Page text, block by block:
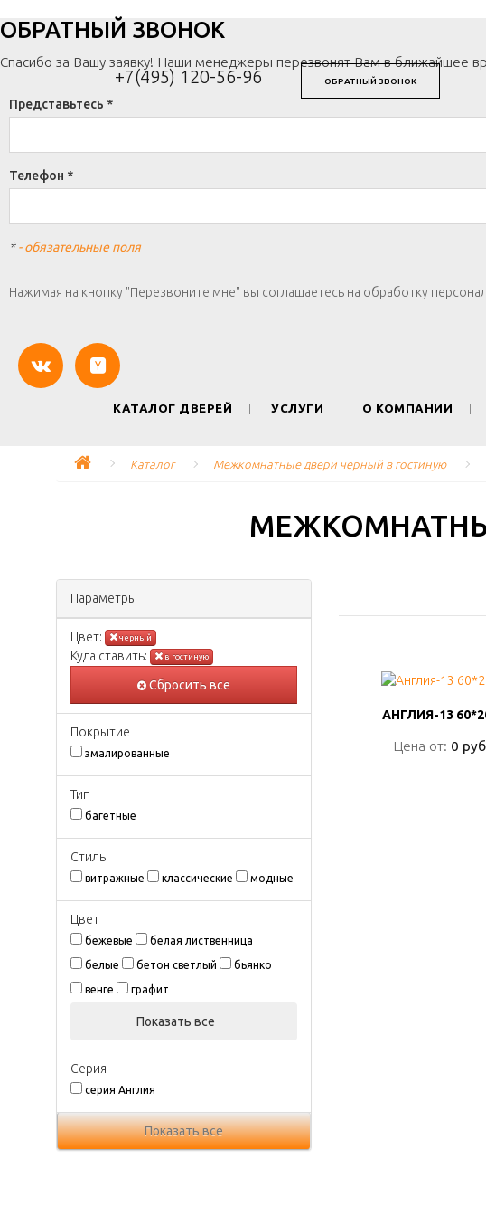
+7(495) 120-56-96 ОБРАТНЫЙ ЗВОНОК
ОБРАТНЫЙ ЗВОНОК
Спасибо за Вашу заявку! Наши менеджеры перезвонят Вам в ближайшее
Представьтесь *
Телефон *
*- обязательные поля
Нажимая на кнопку "Перезвоните мне" вы соглашаетесь на обработку
КАТАЛОГ ДВЕРЕЙ УСЛУГИ О КОМПАНИИ
Каталог Межкомнатные двери черный в гостиную
Параметры
Цвeт: черный
Куда ставить: в гостиную
Сбросить все
Покрытиe
эмалированные
Тип
багетные
Стиль
витражные классические модные
Цвeт
бежевые белая лиственница
белые бетон светлый бьянко
венге графит
Показать все
Серия
серия Англия
Показать все
АНГЛИЯ-13
Цена от: 0
АНГЛИЯ-13
Цена от: 0